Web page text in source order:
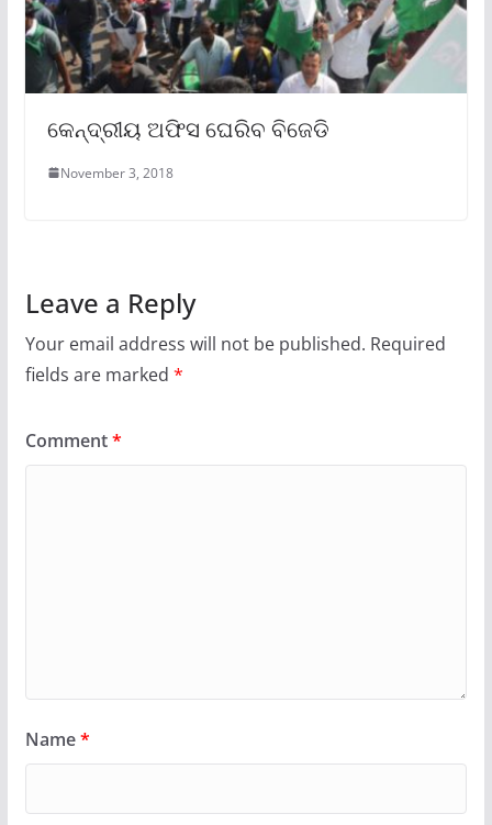
କେନ୍ଦ୍ରୀୟ ଅଫିସ ଘେରିବ ବିଜେଡି
November 3, 2018
Leave a Reply
Your email address will not be published. Required
fields are marked *
Comment*
Name*